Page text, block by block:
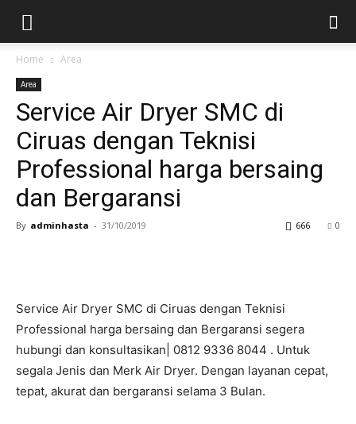
Home Area
Area
Service Air Dryer SMC di
Ciruas dengan Teknisi
Professional harga bersaing
dan Bergaransi
By adminhasta - 31/10/2019 0
666
Service Air Dryer SMC di Ciruas dengan Teknisi
Professional harga bersaing dan Bergaransi segera
hubungi dan konsultasikan| 0812 9336 8044 . Untuk
segala Jenis dan Merk Air Dryer. Dengan layanan cepat,
tepat, akurat dan bergaransi selama 3 Bulan.